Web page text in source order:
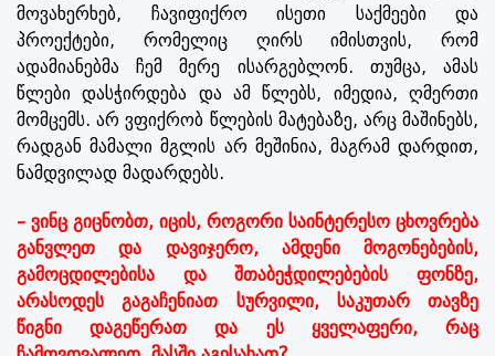
მოვახერხებ, ჩავიფიქრო ისეთი საქმეები და
პროექტები, რომელიც ღირს იმისთვის, რომ
ადამიანებმა ჩემ მერე ისარგებლონ. თუმცა, ამას
წლები დასჭირდება და ამ წლებს, იმედია, ღმერთი
მომცემს. არ ვფიქრობ წლების მატებაზე, არც მაშინებს,
რადგან მამალი მგლის არ მეშინია, მაგრამ დარდით,
ნამდვილად მადარდებს.
– ვინც გიცნობთ, იცის, როგორი საინტერესო ცხოვრება
განვლეთ და დავიჯერო, ამდენი მოგონებების,
გამოცდილებისა და შთაბეჭდილებების ფონზე,
არასოდეს გაგაჩენიათ სურვილი, საკუთარ თავზე
წიგნი დაგეწერათ და ეს ყველაფერი, რაც